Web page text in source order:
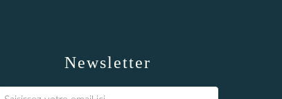
Newsletter